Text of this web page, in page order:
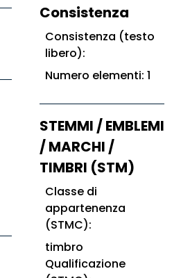
Consistenza
Consistenza (testo
libero):
Numero elementi: 1
STEMMI / EMBLEMI
/ MARCHI /
TIMBRI (STM)
Classe di
appartenenza
(STMC):
timbro
Qualificazione